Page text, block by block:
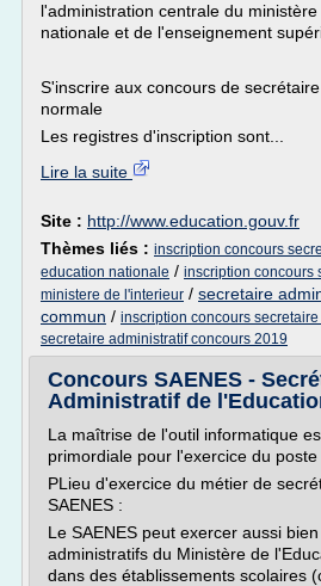
l'administration centrale du
nationale et de l'enseignement
S'inscrire aux concours de
normale
Les registres d'inscription sont...
Lire la suite
Site : http://www.education.gouv.fr
Thèmes liés : inscription concours
education nationale / inscription concours
ministere de l'interieur / secretaire
commun / inscription concours
secretaire administratif concours 2019
Concours SAENES -
Administratif de
La maîtrise de l'outil informatique
primordiale pour l'exercice du poste
PLieu d'exercice du métier de
SAENES :
Le SAENES peut exercer aussi
administratifs du Ministère de
dans des établissements scolaires